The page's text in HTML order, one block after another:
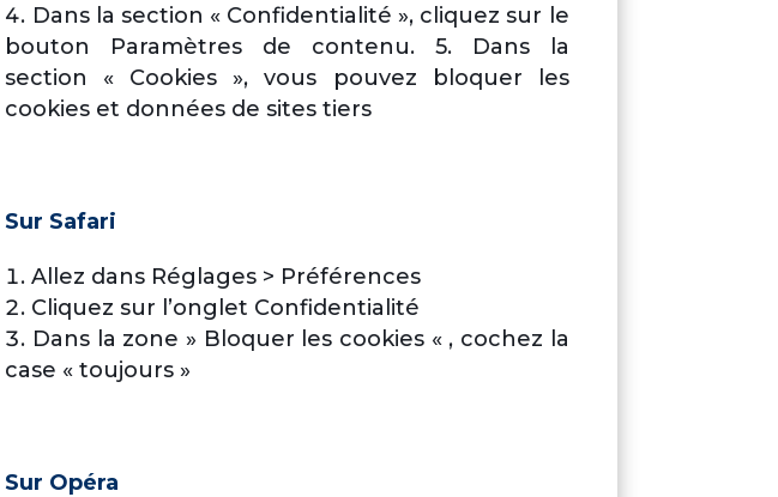
Dans la section « Confidentialité », cliquez sur le
bouton Paramètres de contenu. 5. Dans la
section « Cookies », vous pouvez bloquer les
cookies et données de sites tiers
Sur Safari
Allez dans Réglages > Préférences
Cliquez sur l’onglet Confidentialité
Dans la zone » Bloquer les cookies « , cochez la
case « toujours »
Sur Opéra